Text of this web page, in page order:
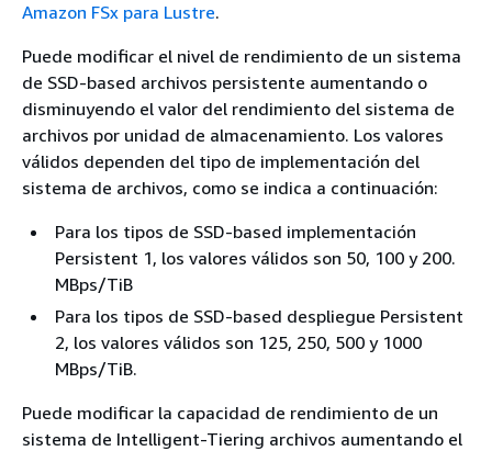
Amazon FSx para Lustre.
Puede modificar el nivel de rendimiento de un sistema
de SSD-based archivos persistente aumentando o
disminuyendo el valor del rendimiento del sistema de
archivos por unidad de almacenamiento. Los valores
válidos dependen del tipo de implementación del
sistema de archivos, como se indica a continuación:
Para los tipos de SSD-based implementación
Persistent 1, los valores válidos son 50, 100 y 200.
MBps/TiB
Para los tipos de SSD-based despliegue Persistent
2, los valores válidos son 125, 250, 500 y 1000
MBps/TiB.
Puede modificar la capacidad de rendimiento de un
sistema de Intelligent-Tiering archivos aumentando el